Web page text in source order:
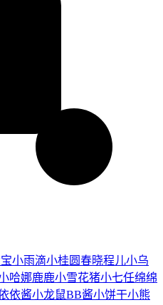
小雨滴小桂圆春晓程儿小乌
哈娜鹿鹿小雪花猪小七任绵绵
依酱小龙鼠BB酱小饼干小熊